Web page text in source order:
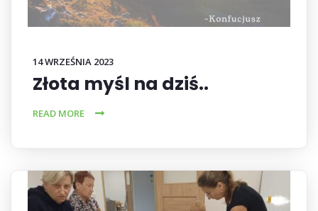
14 WRZEŚNIA 2023
Złota myśl na dziś..
READ MORE